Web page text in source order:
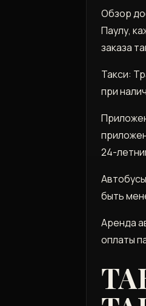
Обзор
Паулу,
заказа
Такси:
при
24-
быть
Аренда
оплаты